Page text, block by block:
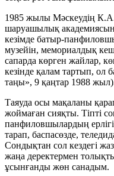
1985 жылы Мәскеудің
шаруашылық
кезімде батыр-
музейін, мемориалдық
сапарда көрген жайлар,
кезінде қалам тартып, ол
таңы», 9 қаңтар 1988
Таяуда осы мақаланы
жоймаған сияқты. Тіпті
панфиловшылардың
тарап, баспасөзде,
Сондықтан сол кездегі
жаңа деректермен
ұсынғанды жөн санадым.